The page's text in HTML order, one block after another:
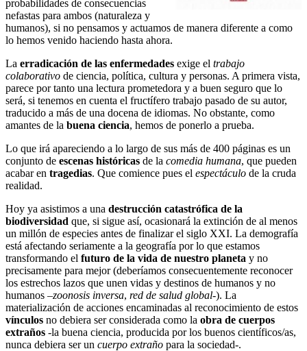
probabilidades de consecuencias
nefastas para ambos (naturaleza y
humanos), si no pensamos y actuamos de manera diferente a como
lo hemos venido haciendo hasta ahora.
La erradicación de las enfermedades exige el trabajo
colaborativo de ciencia, política, cultura y personas. A primera vista,
parece por tanto una lectura prometedora y a buen seguro que lo
será, si tenemos en cuenta el fructífero trabajo pasado de su autor,
traducido a más de una docena de idiomas. No obstante, como
amantes de la buena ciencia, hemos de ponerlo a prueba.
Lo que irá apareciendo a lo largo de sus más de 400 páginas es un
conjunto de escenas históricas de la comedia humana, que pueden
acabar en tragedias. Que comience pues el espectáculo de la cruda
realidad.
Hoy ya asistimos a una destrucción catastrófica de la
biodiversidad que, si sigue así, ocasionará la extinción de al menos
un millón de especies antes de finalizar el siglo XXI. La demografía
está afectando seriamente a la geografía por lo que estamos
transformando el futuro de la vida de nuestro planeta y no
precisamente para mejor (deberíamos consecuentemente reconocer
los estrechos lazos que unen vidas y destinos de humanos y no
humanos –zoonosis inversa, red de salud global-). La
materialización de acciones encaminadas al reconocimiento de estos
vínculos no debiera ser considerada como la obra de cuerpos
extraños -la buena ciencia, producida por los buenos científicos/as,
nunca debiera ser un cuerpo extraño para la sociedad-.